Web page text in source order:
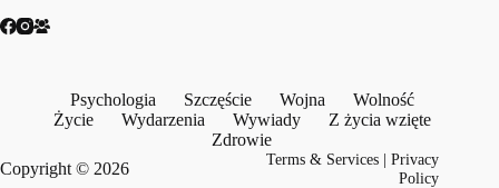
Psychologia Szczęście Wojna
Wolność
Życie
Wydarzenia Wywiady
Z życia wzięte
Zdrowie
Copyright © 2026
Terms & Services |Privacy
Policy